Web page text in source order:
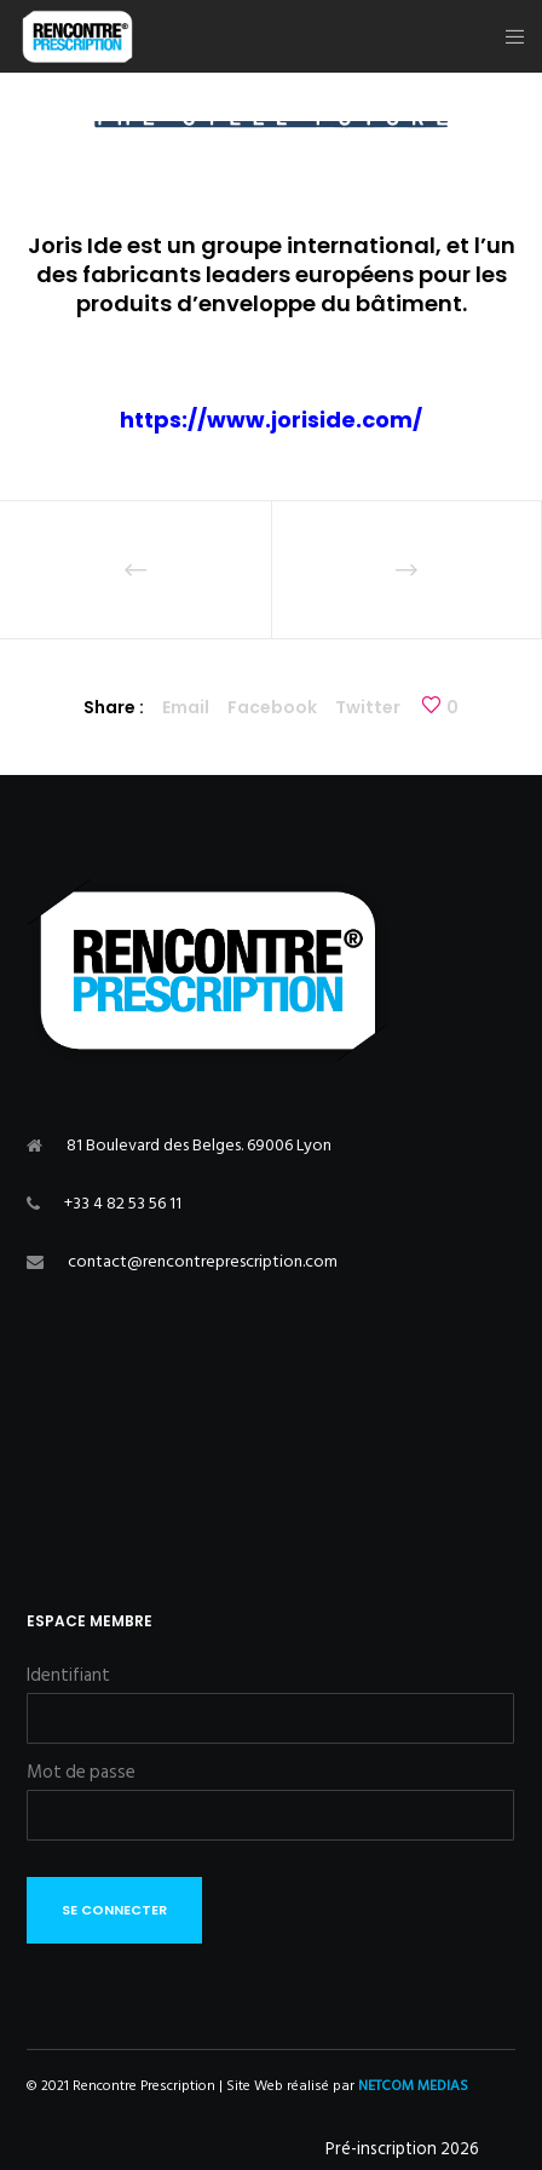
Joris Ide est un groupe international, et l’un
des fabricants leaders européens pour les
produits d’enveloppe du bâtiment.
https://www.joriside.com/
Share : Email Facebook Twitter 0
81 Boulevard des Belges. 69006 Lyon
+33 4 82 53 56 11
contact@rencontreprescription.com
ESPACE MEMBRE
Identifiant
Mot de passe
SE CONNECTER
© 2021 Rencontre Prescription | Site Web réalisé par NETCOM MEDIAS
Pré-inscription 2026